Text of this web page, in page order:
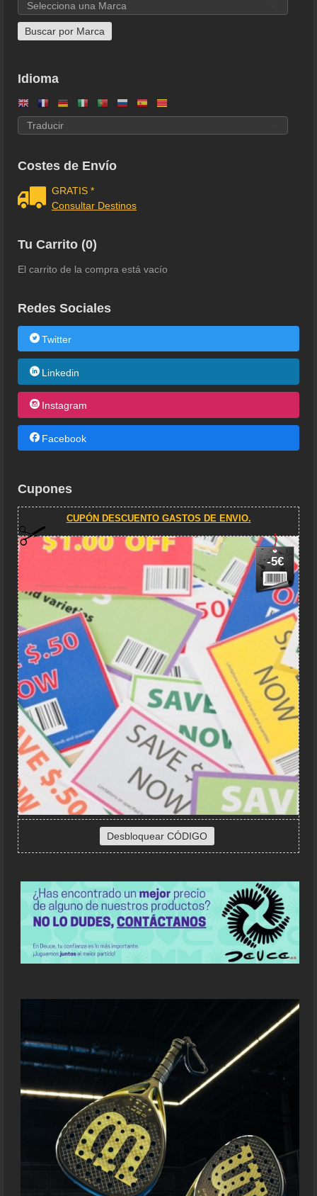
Idioma
Costes de Envío
GRATIS *
Consultar Destinos
Tu Carrito (0)
El carrito de la compra está vacío
Redes Sociales
Twitter
Linkedin
Instagram
Facebook
Cupones
CUPÓN DESCUENTO GASTOS DE ENVIO.
-5€